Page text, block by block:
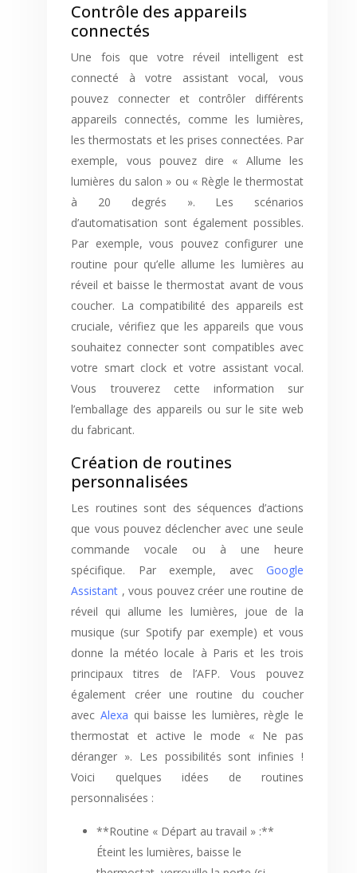
Contrôle des appareils
connectés
Une fois que votre réveil intelligent est
connecté à votre assistant vocal, vous
pouvez connecter et contrôler différents
appareils connectés, comme les lumières,
les thermostats et les prises connectées. Par
exemple, vous pouvez dire « Allume les
lumières du salon » ou « Règle le thermostat
à 20 degrés ». Les scénarios
d’automatisation sont également possibles.
Par exemple, vous pouvez configurer une
routine pour qu’elle allume les lumières au
réveil et baisse le thermostat avant de vous
coucher. La compatibilité des appareils est
cruciale, vérifiez que les appareils que vous
souhaitez connecter sont compatibles avec
votre smart clock et votre assistant vocal.
Vous trouverez cette information sur
l’emballage des appareils ou sur le site web
du fabricant.
Création de routines
personnalisées
Les routines sont des séquences d’actions
que vous pouvez déclencher avec une seule
commande vocale ou à une heure
spécifique. Par exemple, avec Google
Assistant , vous pouvez créer une routine de
réveil qui allume les lumières, joue de la
musique (sur Spotify par exemple) et vous
donne la météo locale à Paris et les trois
principaux titres de l’AFP. Vous pouvez
également créer une routine du coucher
avecAlexa qui baisse les lumières, règle le
thermostat et active le mode « Ne pas
déranger ». Les possibilités sont infinies !
Voici quelques idées de routines
personnalisées :
**Routine « Départ au travail » :**
Éteint les lumières, baisse le